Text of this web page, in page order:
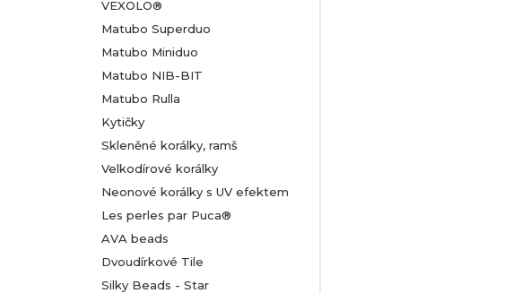
VEXOLO®
Matubo Superduo
Matubo Miniduo
Matubo NIB-BIT
Matubo Rulla
Kytičky
Skleněné korálky, ramš
Velkodírové korálky
Neonové korálky s UV efektem
Les perles par Puca®
AVA beads
Dvoudírkové Tile
Silky Beads - Star